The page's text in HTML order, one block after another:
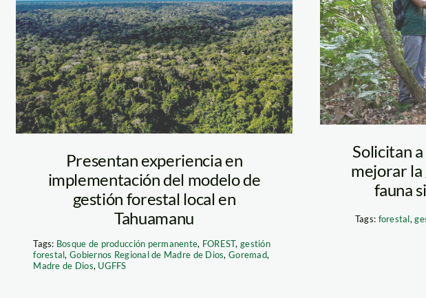
Presentan experiencia en
implementación del modelo de
gestión forestal local en
Tahuamanu
Tags: Bosque de producción permanente, FOREST,gestión
forestal,Gobiernos Regional de Madre de Dios,Goremad,
Madre de Dios, UGFFS
a los
realizan, pudo
mismo sucede con
con los que
Foto:
Solicitan
mejorar la
fauna
Tags: forestal,